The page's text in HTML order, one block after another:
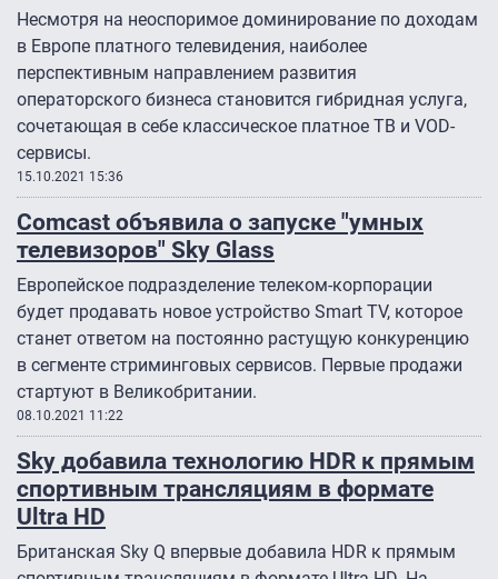
Несмотря на неоспоримое доминирование по доходам
в Европе платного телевидения, наиболее
перспективным направлением развития
операторского бизнеса становится гибридная услуга,
сочетающая в себе классическое платное ТВ и VOD-
сервисы.
15.10.2021 15:36
Comcast объявила о запуске "умных
телевизоров" Sky Glass
Европейское подразделение телеком-корпорации
будет продавать новое устройство Smart TV, которое
станет ответом на постоянно растущую конкуренцию
в сегменте стриминговых сервисов. Первые продажи
стартуют в Великобритании.
08.10.2021 11:22
Sky добавила технологию HDR к прямым
спортивным трансляциям в формате
Ultra HD
Британская Sky Q впервые добавила HDR к прямым